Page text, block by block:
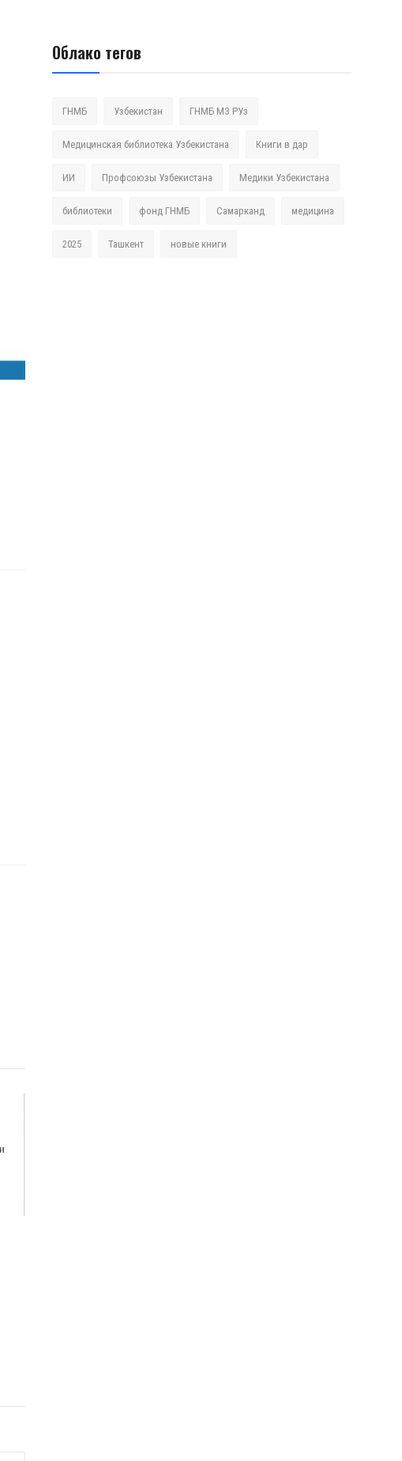
Облако тегов
ГНМБ Узбекистан ГНМБ МЗ РУз
Медицинская библиотека Узбекистана Книги в дар
ИИ Профсоюзы Узбекистана Медики Узбекистана
библиотеки фонд ГНМБ Самарканд медицина
2025 Ташкент новые книги